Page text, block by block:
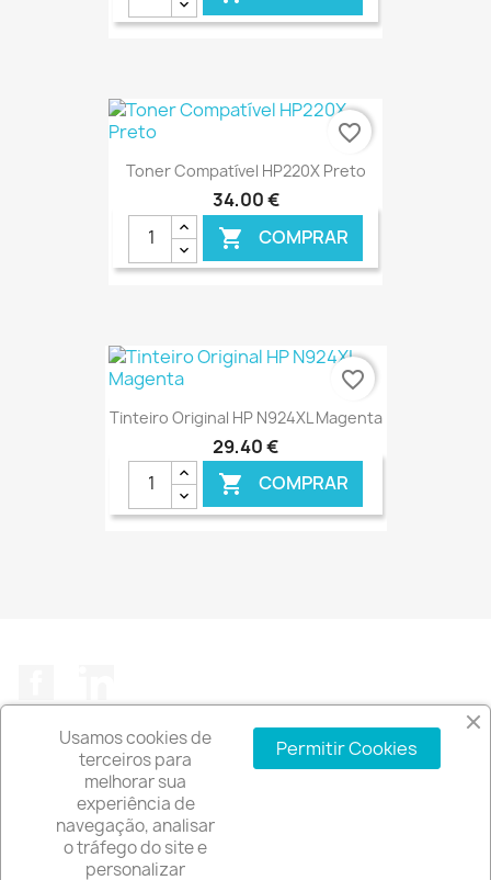
€ ONLINE
Toner Compatível HP220X Preto
34,00 €
 COMPRAR
€ ONLINE
favorite_border
Tinteiro Original HP N924XL Magenta
29,40 €
 COMPRAR
favorite_border
A EMPRESA
INFORMAÇÃO DA LOJA
Usamos cookies de
terceiros para
melhorar sua
experiência de
navegação, analisar
o tráfego do site e
personalizar
Permitir Cookies